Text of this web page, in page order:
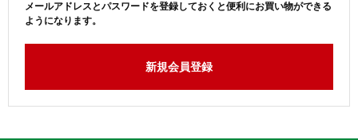
メールアドレスとパスワードを登録しておくと便利にお買い物ができる
ようになります。